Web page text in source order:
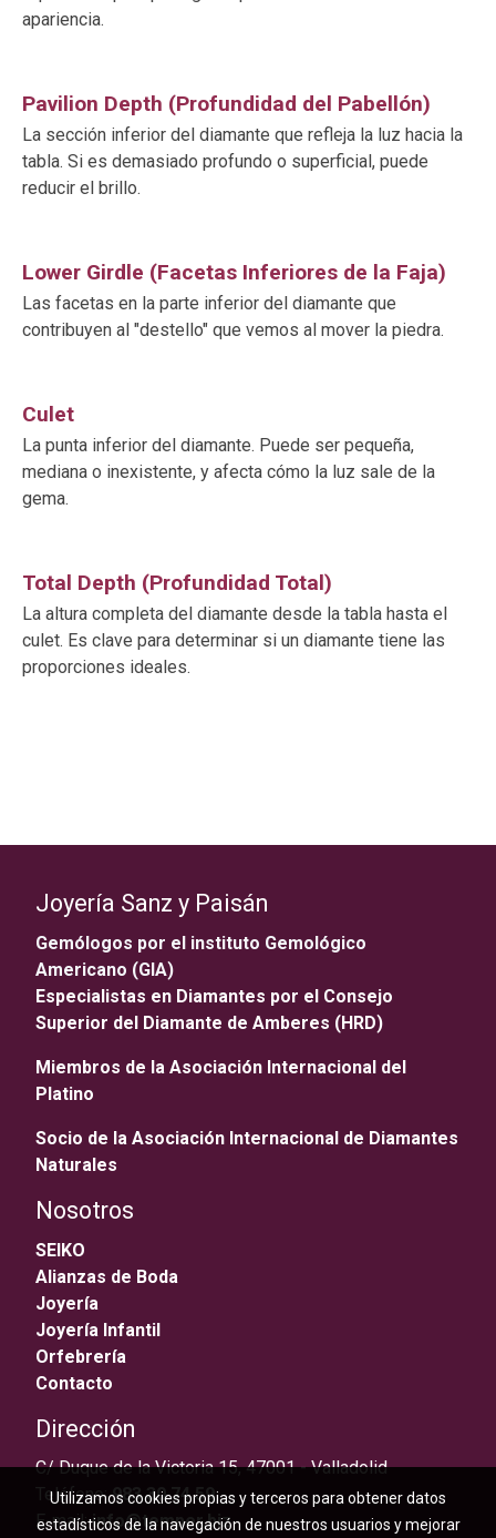
apariencia.
Pavilion Depth (Profundidad del Pabellón)
La sección inferior del diamante que refleja la luz hacia la
tabla. Si es demasiado profundo o superficial, puede
reducir el brillo.
Lower Girdle (Facetas Inferiores de la Faja)
Las facetas en la parte inferior del diamante que
contribuyen al "destello" que vemos al mover la piedra.
Culet
La punta inferior del diamante. Puede ser pequeña,
mediana o inexistente, y afecta cómo la luz sale de la
gema.
Total Depth (Profundidad Total)
La altura completa del diamante desde la tabla hasta el
culet. Es clave para determinar si un diamante tiene las
proporciones ideales.
Joyería Sanz y Paisán
Gemólogos por el instituto Gemológico
Americano (GIA)
Especialistas en Diamantes por el Consejo
Superior del Diamante de Amberes (HRD)
Miembros de la Asociación Internacional del
Platino
Socio de la Asociación Internacional de Diamantes
Naturales
Nosotros
SEIKO
Alianzas de Boda
Joyería
Joyería Infantil
Orfebrería
Contacto
Dirección
C/ Duque de la Victoria 15, 47001 - Valladolid
Teléfono:983 30 74 59
E-mail:info@temper.biz
Utilizamos cookies propias y terceros para obtener datos
estadísticos de la navegación de nuestros usuarios y mejorar